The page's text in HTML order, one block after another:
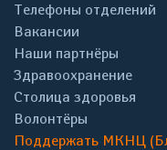
Телефоны отделений
Вакансии
Наши партнёры
Здравоохранение
Столица здоровья
Волонтёры
Поддержать МКНЦ